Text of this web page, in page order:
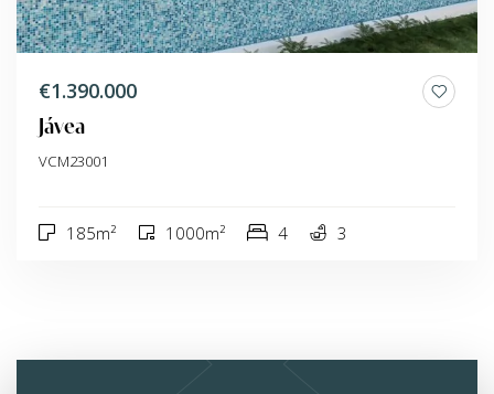
€1.390.000
Jávea
VCM23001
185m² 1000m² 4 3